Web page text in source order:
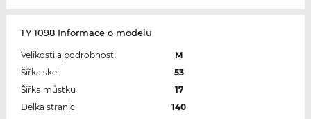
TY 1098 Informace o modelu
Velikosti a podrobnosti
M
Šířka skel
53
Šířka můstku
17
Délka stranic
140